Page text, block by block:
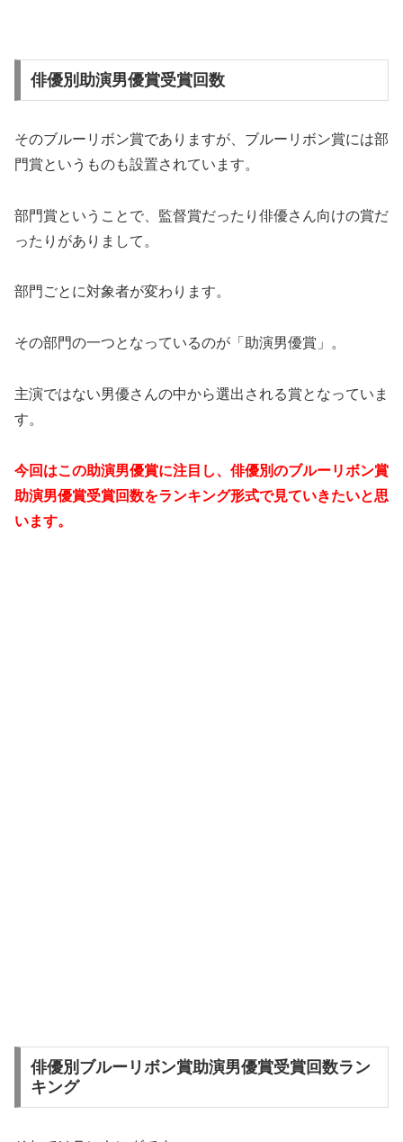
俳優別助演男優賞受賞回数
そのブルーリボン賞でありますが、ブルーリボン賞には部
門賞というものも設置されています。
部門賞ということで、監督賞だったり俳優さん向けの賞だ
ったりがありまして。
部門ごとに対象者が変わります。
その部門の一つとなっているのが「助演男優賞」。
主演ではない男優さんの中から選出される賞となっていま
す。
今回はこの助演男優賞に注目し、俳優別のブルーリボン賞
助演男優賞受賞回数をランキング形式で見ていきたいと思
います。
俳優別ブルーリボン賞助演男優賞受賞回数ラン
キング